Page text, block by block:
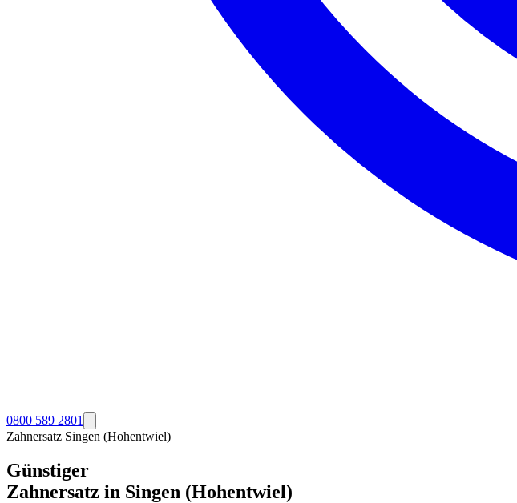
0800 589 2801
Zahnersatz Singen (Hohentwiel)
Günstiger
Zahnersatz in Singen (Hohentwiel)